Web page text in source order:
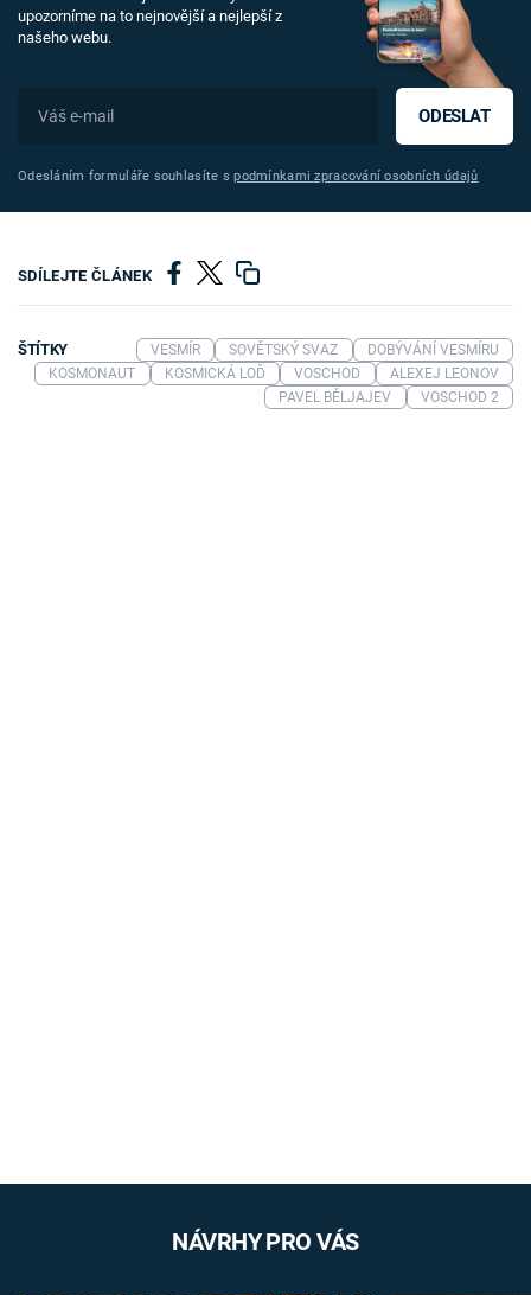
upozorníme na to nejnovější a nejlepší z
našeho webu.
ODESLAT
Odesláním formuláře souhlasíte spodmínkami zpracování osobních údajů
SDÍLEJTE ČLÁNEK
ŠTÍTKY VESMÍR SOVĚTSKÝ SVAZ
DOBÝVÁNÍ VESMÍRU
KOSMONAUT
KOSMICKÁ LOĎ VOSCHOD
ALEXEJ LEONOV
PAVEL BĚLJAJEV
VOSCHOD 2
NÁVRHY PRO VÁS